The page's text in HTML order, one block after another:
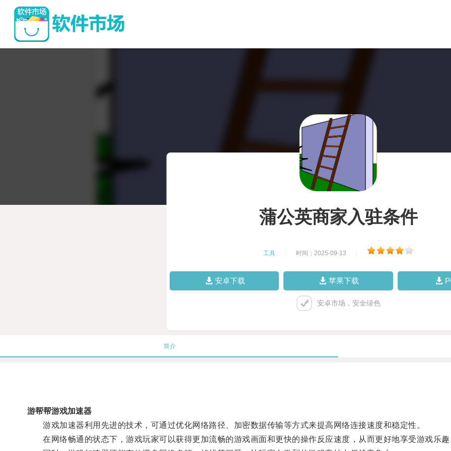
蒲公英商家入驻条件
工具 时间：2025-09-13
安卓下载 苹果下载
安卓市场，安全绿色
简介
游帮帮游戏加速器
游戏加速器利用先进的技术，可通过优化网络路径、加密数据传输等方式来提高网络连接速度和稳定性。
在网络畅通的状态下，游戏玩家可以获得更加流畅的游戏画面和更快的操作反应速度，从而更好地享受游戏乐趣